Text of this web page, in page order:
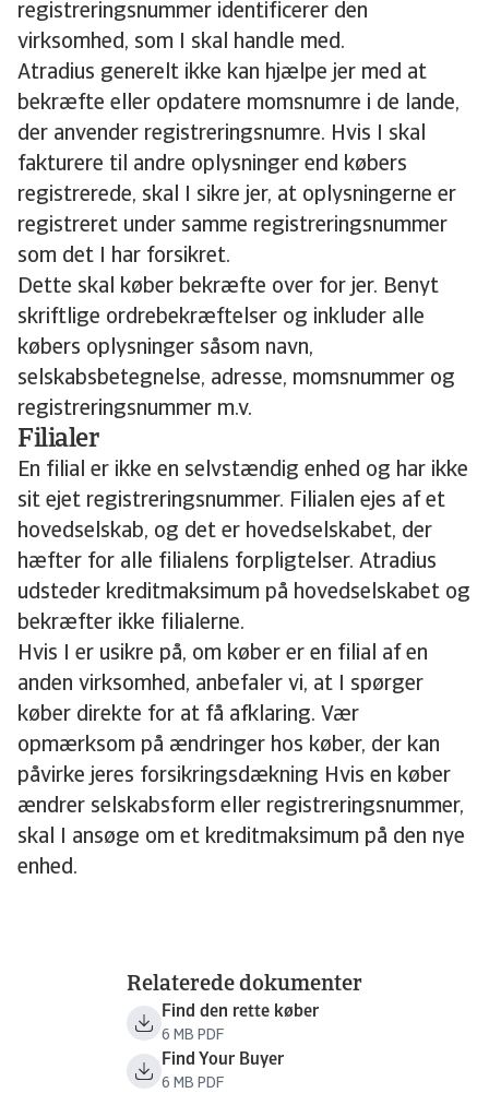
registreringsnummer identificerer den
virksomhed, som I skal handle med.
Atradius generelt ikke kan hjælpe jer med at
bekræfte eller opdatere momsnumre i de lande,
der anvender registreringsnumre. Hvis I skal
fakturere til andre oplysninger end købers
registrerede, skal I sikre jer, at oplysningerne er
registreret under samme registreringsnummer
som det I har forsikret.
Dette skal køber bekræfte over for jer. Benyt
skriftlige ordrebekræftelser og inkluder alle
købers oplysninger såsom navn,
selskabsbetegnelse, adresse, momsnummer og
registreringsnummer m.v.
Filialer
En filial er ikke en selvstændig enhed og har ikke
sit ejet registreringsnummer. Filialen ejes af et
hovedselskab, og det er hovedselskabet, der
hæfter for alle filialens forpligtelser. Atradius
udsteder kreditmaksimum på hovedselskabet og
bekræfter ikke filialerne.
Hvis I er usikre på, om køber er en filial af en
anden virksomhed, anbefaler vi, at I spørger
køber direkte for at få afklaring. Vær
opmærksom på ændringer hos køber, der kan
påvirke jeres forsikringsdækning Hvis en køber
ændrer selskabsform eller registreringsnummer,
skal I ansøge om et kreditmaksimum på den nye
enhed.
Relaterede dokumenter
Find den rette køber
6 MB PDF
Find Your Buyer
6 MB PDF